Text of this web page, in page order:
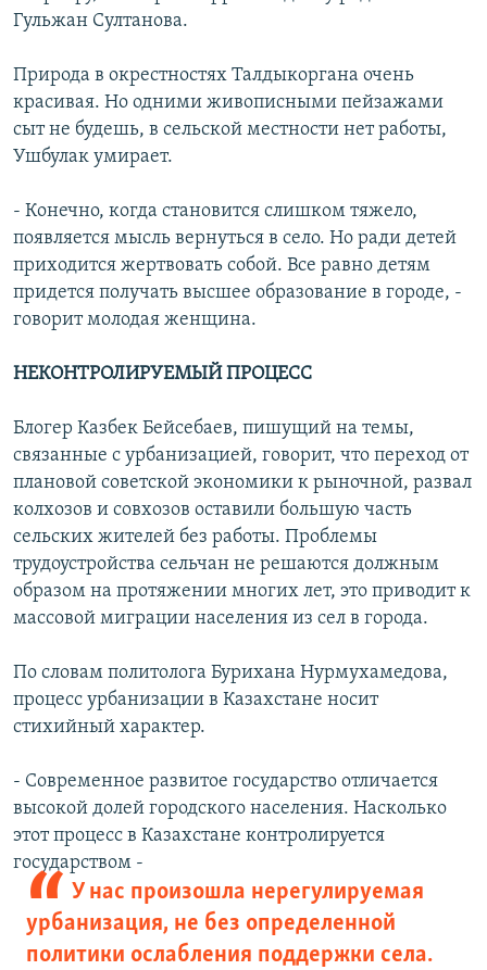
Гульжан Султанова.
Природа в окрестностях Талдыкоргана очень
красивая. Но одними живописными пейзажами
сыт не будешь, в сельской местности нет работы,
Ушбулак умирает.
- Конечно, когда становится слишком тяжело,
появляется мысль вернуться в село. Но ради детей
приходится жертвовать собой. Все равно детям
придется получать высшее образование в городе, -
говорит молодая женщина.
НЕКОНТРОЛИРУЕМЫЙ ПРОЦЕСС
Блогер Казбек Бейсебаев, пишущий на темы,
связанные с урбанизацией, говорит, что переход от
плановой советской экономики к рыночной, развал
колхозов и совхозов оставили большую часть
сельских жителей без работы. Проблемы
трудоустройства сельчан не решаются должным
образом на протяжении многих лет, это приводит к
массовой миграции населения из сел в города.
По словам политолога Бурихана Нурмухамедова,
процесс урбанизации в Казахстане носит
стихийный характер.
- Современное развитое государство отличается
высокой долей городского населения. Насколько
этот процесс в Казахстане контролируется
государством -
У нас произошла нерегулируемая
урбанизация, не без определенной
политики ослабления поддержки села.